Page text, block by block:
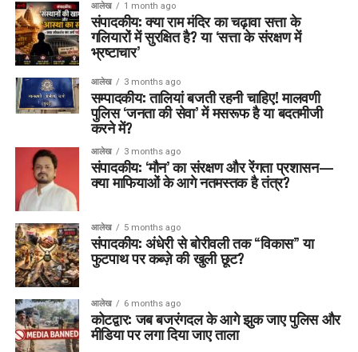
आलेख 1 month ago
संपादकीय: क्या राम मंदिर का चढ़ावा सत्ता के
गलियारों में सुरक्षित है? या ‘सत्ता के संरक्षण में
भ्रष्टाचार’
आलेख 3 months ago
सम्पादकीय: तालियां बजती रहनी चाहिए! मालवणी
पुलिस ‘जनता की सेवा’ में मसरूफ है या बदतमीजी
करने में?
आलेख 3 months ago
संपादकीय: ‘मौन’ का संरक्षण और रेंगता प्रशासन—
क्या माफियाओं के आगे नतमस्तक है तंत्र?
आलेख 5 months ago
संपादकीय: अंधेरी से बोरीवली तक “विकास” या
फुटपाथ पर कब्ज़े की खुली छूट?
आलेख 6 months ago
कोटद्वार: जब बजरंगदल के आगे झुक जाए पुलिस और
मीडिया पर लगा दिया जाए ताला